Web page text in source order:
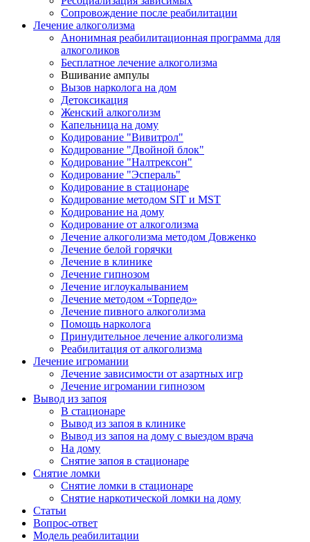
Сопровождение после реабилитации
Лечение алкоголизма
Анонимная реабилитационная программа для
алкоголиков
Бесплатное лечение алкоголизма
Вшивание ампулы
Вызов нарколога на дом
Детоксикация
Женский алкоголизм
Капельница на дому
Кодирование "Вивитрол"
Кодирование "Двойной блок"
Кодирование "Налтрексон"
Кодирование "Эспераль"
Кодирование в стационаре
Кодирование методом SIT и MST
Кодирование на дому
Кодирование от алкоголизма
Лечение алкоголизма методом Довженко
Лечение белой горячки
Лечение в клинике
Лечение гипнозом
Лечение иглоукалыванием
Лечение методом «Торпедо»
Лечение пивного алкоголизма
Помощь нарколога
Принудительное лечение алкоголизма
Реабилитация от алкоголизма
Лечение игромании
Лечение зависимости от азартных игр
Лечение игромании гипнозом
Вывод из запоя
В стационаре
Вывод из запоя в клинике
Вывод из запоя на дому с выездом врача
На дому
Снятие запоя в стационаре
Снятие ломки
Снятие ломки в стационаре
Снятие наркотической ломки на дому
Статьи
Вопрос-ответ
Модель реабилитации